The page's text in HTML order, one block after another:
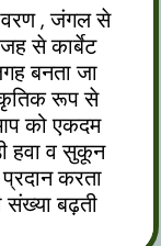
, जंगल से
से कार्बेट
बनता जा
रूप से
को एकदम
हवा व सुकून
करता
बढ़ती